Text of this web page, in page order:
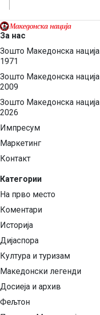
За нас
Зошто Македонска нација
1971
Зошто Македонска нација
2009
Зошто Македонска нација
2026
Импресум
Маркетинг
Контакт
Категории
На прво место
Коментари
Историја
Дијаспора
Култура и туризам
Македонски легенди
Досиеја и архив
Фељтон